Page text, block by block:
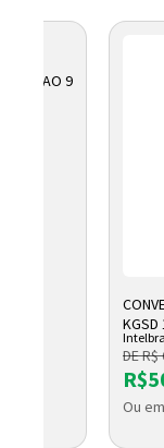
9
KGSD
DE
Ou